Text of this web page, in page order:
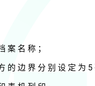
案 名 称 ；
的 边 界 分 别 设 定 为